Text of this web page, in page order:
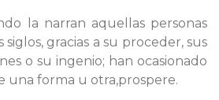
la narran aquellas personas
gracias a su proceder, sus
o su ingenio; han ocasionado
una forma u otra,prospere.